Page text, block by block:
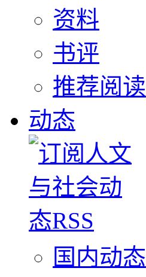
资料
书评
推荐阅读
动态
国内动态